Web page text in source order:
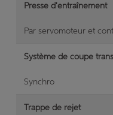
Presse d'entraînement
Par servomoteur et
Système de coupe
Synchro
Trappe de rejet